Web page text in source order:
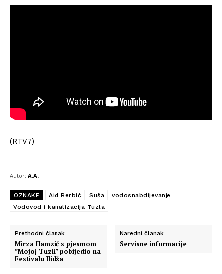
(RTV7)
Autor: A.A.
OZNAKE Aid Berbić Suša
vodosnabdijevanje
Vodovod i kanalizacija Tuzla
Prethodni članak
Mirza Hamzić s pjesmom
”Mojoj Tuzli” pobijedio na
Festivalu Ilidža
Naredni članak
Servisne informacije